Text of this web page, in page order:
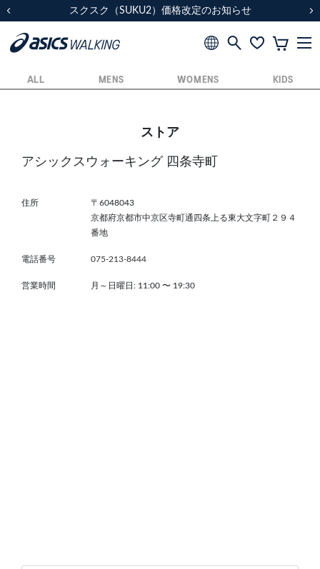
スクスク（SUKU2）価格改定のお知らせ
配送に関するお知らせ
スクスク（SUKU2）価格改定のお知らせ
配送に関するお知らせ
ALL MENS WOMENS KIDS
ストア
アシックスウォーキング 四条寺町
住所
〒6048043
京都府京都市中京区寺町通四条上る東大文字町２９４
番地
電話番号 075-213-8444
営業時間 月～日曜日: 11:00 〜 19:30